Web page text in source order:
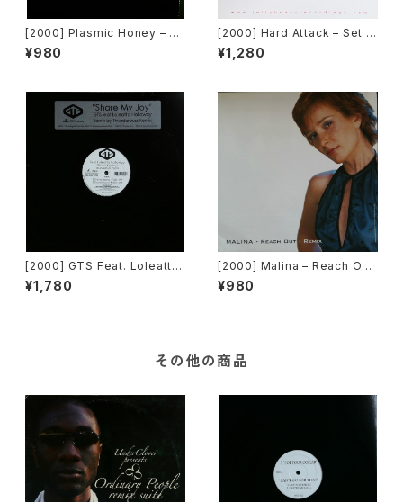
[2000] Plasmic Honey – Fa
ntasy [Dieselgroove]
¥980
[2000] Hard Attack – Set M
e Free [Jellybean Recordi
ngs]
¥1,280
[2000] GTS Feat. Loleatta
Holloway – Share My Joy
(Thunderpuss Remix) [Arti
¥1,780
[2000] Malina – Reach Out
(Remix) [Cis Records]
¥980
その他の商品